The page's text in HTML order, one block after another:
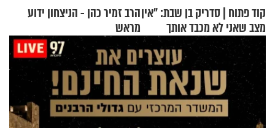
קוד פתוח | סדריק בן שבת: "אין
מצב שאני לא מכבד אותך
בבוקר בהנחת תפילין"
הרב זמיר כהן - הניצחון ידוע
מראש